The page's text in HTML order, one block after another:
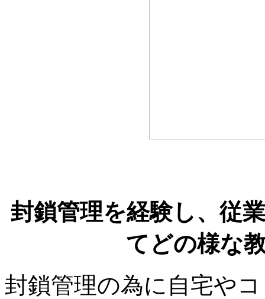
封鎖管理を経験し、従
てどの様な
封鎖管理の為に自宅や